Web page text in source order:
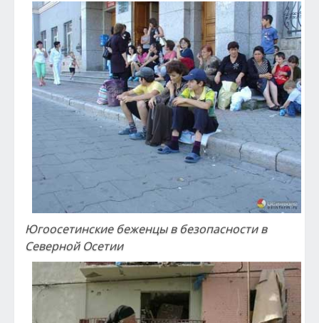
Югоосетинские беженцы в безопасности в
Северной Осетии